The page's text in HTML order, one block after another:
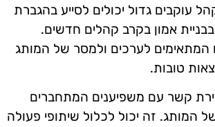
עוקבים גדול יכולים לסייע בהגברת
אמון בקרב קהלים חדשים.
המתאימים לערכים ולמסר של המותג
טובות.
קשר עם משפיענים המתחברים
המותג. זה יכול לכלול שיתופי פעולה